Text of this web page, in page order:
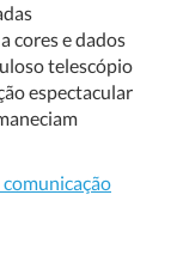
cores e dados
telescópio
espectacular